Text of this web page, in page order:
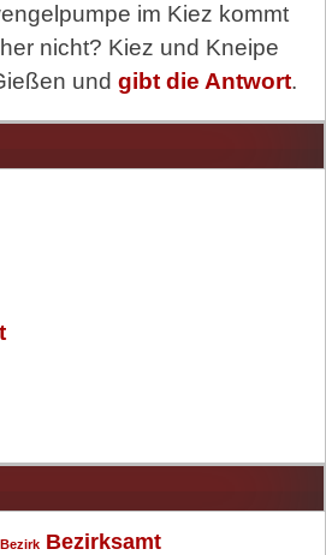
im Kiez kommt
nicht? Kiez und Kneipe
und gibt die Antwort.
Bezirk Bezirksamt